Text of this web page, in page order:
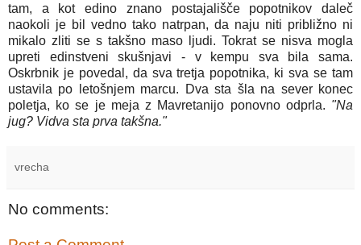
tam, a kot edino znano postajališče popotnikov daleč
naokoli je bil vedno tako natrpan, da naju niti približno ni
mikalo zliti se s takšno maso ljudi. Tokrat se nisva mogla
upreti edinstveni skušnjavi - v kempu sva bila sama.
Oskrbnik je povedal, da sva tretja popotnika, ki sva se tam
ustavila po letošnjem marcu. Dva sta šla na sever konec
poletja, ko se je meja z Mavretanijo ponovno odprla. "Na
jug? Vidva sta prva takšna."
vrecha
No comments: